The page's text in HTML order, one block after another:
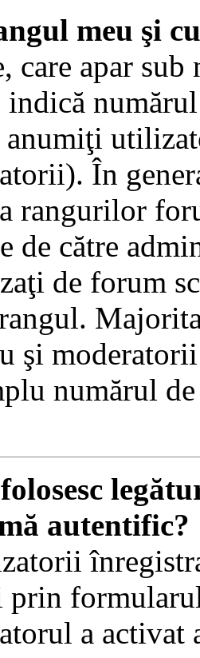
meu şi
care apar sub
numărul
În
rangurilor
de către
de forum
şi
numărul de
autentific?
a activat